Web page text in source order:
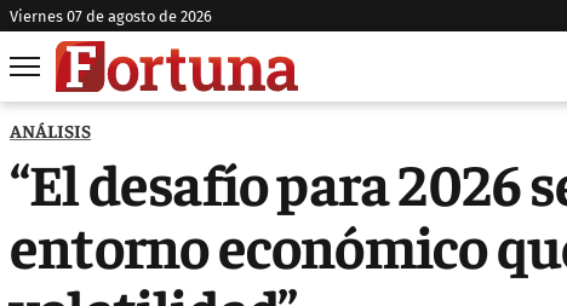
viernes 07 de agosto de 2026
ANÁLISIS
“El desafío para 2026
entorno económico